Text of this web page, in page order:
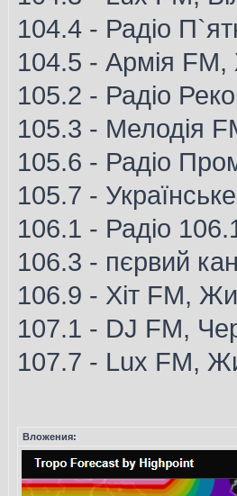
104.4 - Радіо
104.5 - Армія
105.2 - Радіо
105.3 - Мелодія
105.6 - Радіо
105.7 -
106.1 - Радіо
106.3 - пєрвий
106.9 - Хіт FM,
107.1 - DJ FM,
107.7 - Lux FM,
Вложения: